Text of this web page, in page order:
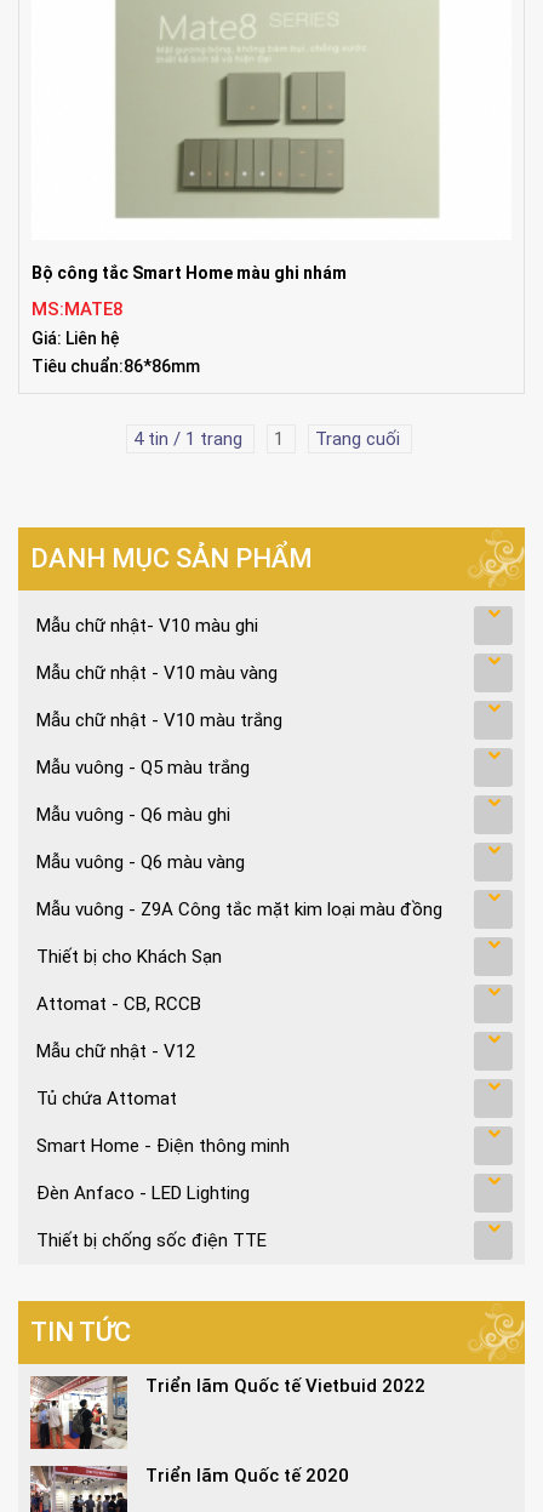
Bộ công tắc Smart Home màu ghi nhám
MS:MATE8
Giá: Liên hệ
Tiêu chuẩn:86*86mm
4 tin / 1 trang 1 Trang cuối
DANH MỤC SẢN PHẨM
Mẫu chữ nhật- V10 màu ghi
Mẫu chữ nhật - V10 màu vàng
Mẫu chữ nhật - V10 màu trắng
Mẫu vuông - Q5 màu trắng
Mẫu vuông - Q6 màu ghi
Mẫu vuông - Q6 màu vàng
Mẫu vuông - Z9A Công tắc mặt kim loại màu đồng
Thiết bị cho Khách Sạn
Attomat - CB, RCCB
Mẫu chữ nhật - V12
Tủ chứa Attomat
Smart Home - Điện thông minh
Đèn Anfaco - LED Lighting
Thiết bị chống sốc điện TTE
TIN TỨC
Triển lãm Quốc tế Vietbuid 2022
Triển lãm Quốc tế 2020